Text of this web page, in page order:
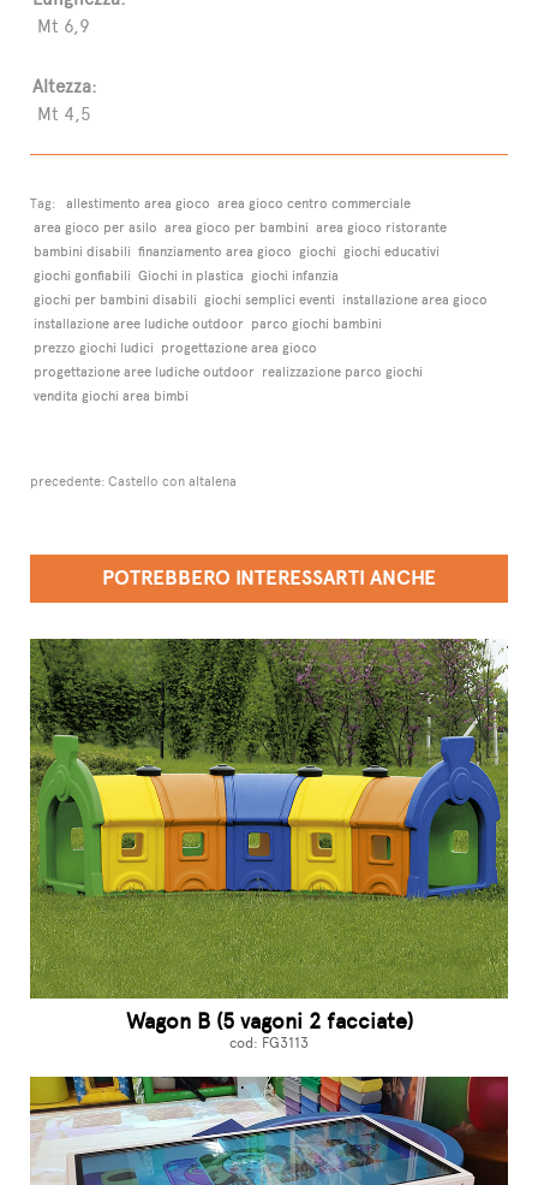
Mt 6,9
Altezza:
Mt 4,5
Tag: allestimento area gioco area gioco centro commerciale
area gioco per asilo area gioco per bambini area gioco ristorante
bambini disabili finanziamento area gioco giochi giochi educativi
giochi gonfiabili Giochi in plastica giochi infanzia
giochi per bambini disabili giochi semplici eventi installazione area gioco
installazione aree ludiche outdoor parco giochi bambini
prezzo giochi ludici progettazione area gioco
progettazione aree ludiche outdoor realizzazione parco giochi
vendita giochi area bimbi
precedente: Castello con altalena
POTREBBERO INTERESSARTI ANCHE
Wagon B (5 vagoni 2 facciate)
cod: FG3113